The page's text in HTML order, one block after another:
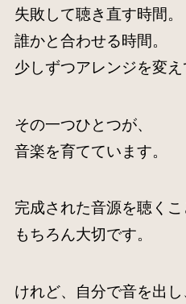
失敗して聴き直す時間。
誰かと合わせる時間。
少しずつアレンジを変え
その一つひとつが、
音楽を育てています。
完成された音源を聴くこ
もちろん大切です。
けれど、自分で音を出し